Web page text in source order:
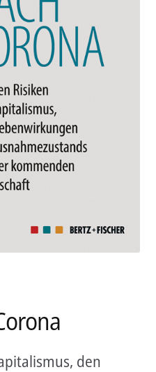
öffnen
den